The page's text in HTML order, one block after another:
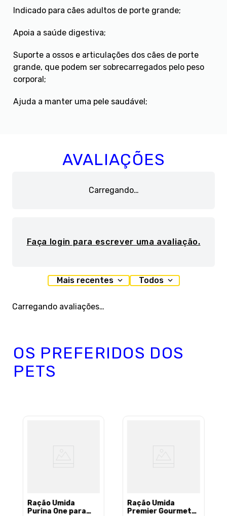
Indicado para cães adultos de porte grande;
Apoia a saúde digestiva;
Suporte a ossos e articulações dos cães de porte
grande, que podem ser sobrecarregados pelo peso
corporal;
Ajuda a manter uma pele saudável;
AVALIAÇÕES
Carregando…
Faça login para escrever uma avaliação.
Mais recentes Todos
Carregando avaliações…
OS PREFERIDOS DOS
PETS
Ração Úmida
Purina One para
Ração Úmida
Premier Gourmet